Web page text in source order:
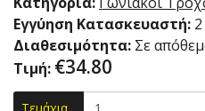
Εγγύηση Κατασκευαστή:
Διαθεσιμότητα: Σε
Τιμή: €34.80